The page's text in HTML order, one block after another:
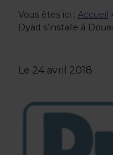
Vous êtes ici : Accueil
Dyad s’installe à
Le 24 avril 2018